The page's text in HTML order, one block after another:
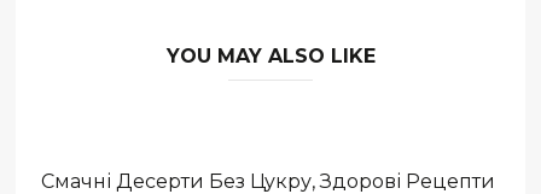
YOU MAY ALSO LIKE
Смачні Десерти Без Цукру, Здорові Рецепти